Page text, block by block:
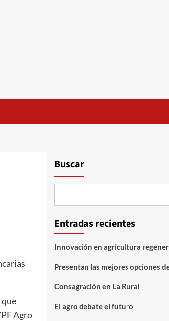
que
Agro
Buscar
Entradas recientes
Innovación en agricultura
Presentan las mejores opciones
Consagración en La Rural
El agro debate el futuro